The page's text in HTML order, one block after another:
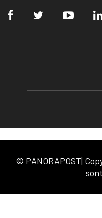
© PANORAPOST|